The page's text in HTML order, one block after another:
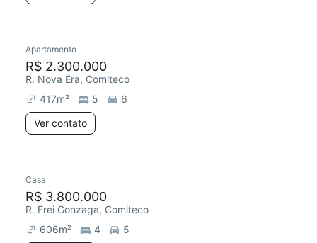
Redecorar
Apartamento
R$ 2.300.000
R. Nova Era, Comiteco
417m² 5
6
Ver contato
Casa
R$ 3.800.000
R. Frei Gonzaga, Comiteco
606m² 4
5